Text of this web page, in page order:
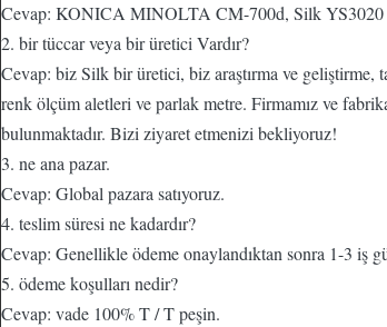
Cevap: KONICA MINOLTA CM-700d, Silk YS3020
2. bir tüccar veya bir üretici Vardır?
Cevap: biz Silk bir üretici, biz araştırma ve geliştirme,
renk ölçüm aletleri ve parlak metre. Firmamız ve
bulunmaktadır. Bizi ziyaret etmenizi bekliyoruz!
3. ne ana pazar.
Cevap: Global pazara satıyoruz.
4. teslim süresi ne kadardır?
Cevap: Genellikle ödeme onaylandıktan sonra 1-3 iş
5. ödeme koşulları nedir?
Cevap: vade 100% T / T peşin.